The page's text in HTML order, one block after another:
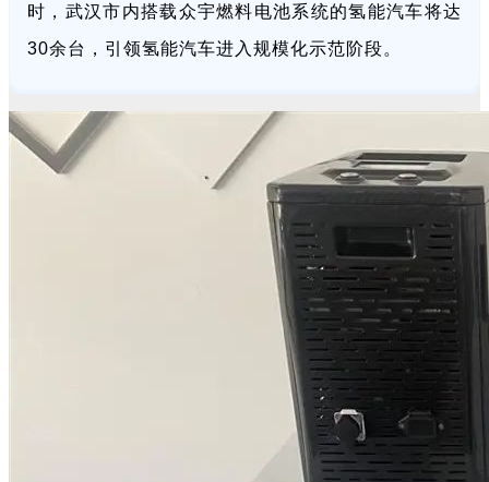
时，武汉市内搭载众宇燃料电池系统的氢能汽车将达
30余台，引领氢能汽车进入规模化示范阶段。